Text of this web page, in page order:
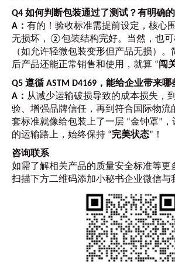
Q4 如何判断包装通过了测试？有明确的
A： 有的！验收标准需提前设定，核心
无损坏，②包装结构完好。当然，也可
（如允许轻微包装变形但产品无损）
后产品还能正常销售和使用，就算 “ 闯
Q5 遵循 ASTM D4169，能给企业带来哪
A： 从减少运输破损导致的成本损失，
验、增强品牌信任，再到符合国际物
套标准就像给包装上了一层 “金钟罩”
的运输路上，始终保持 “完美状态”！
咨询联系
如需了解相关产品的质量安全标准等更
扫描下方二维码添加小秘书企业微信与